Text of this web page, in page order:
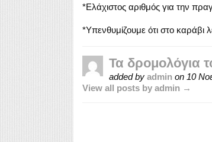
*Ελάχιστος αριθμός για την
*Υπενθυμίζουμε ότι στο καράβι
Τα δρομολόγια
added by adminon 10
View all posts by admin →